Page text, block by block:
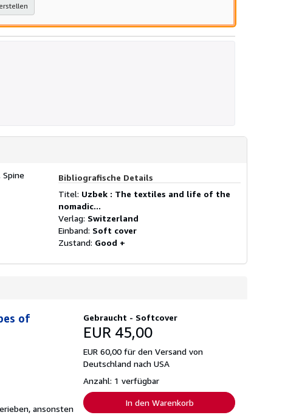
Spine
Bibliografische Details
Titel: Uzbek : The textiles and life of the
nomadic...
Verlag: Switzerland
Einband: Soft cover
Zustand: Good +
Gebraucht - Softcover
EUR 45,00
EUR 60,00 für den Versand von
Deutschland nach USA
Anzahl: 1 verfügbar
In den Warenkorb
of
ansonsten